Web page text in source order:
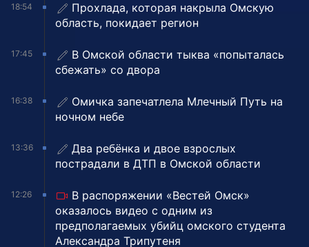
18:54
Прохлада, которая накрыла Омскую
область, покидает регион
17:45
В Омской области тыква «попыталась
сбежать» со двора
16:38
Омичка запечатлела Млечный Путь на
ночном небе
13:36
Два ребёнка и двое взрослых
пострадали в ДТП в Омской области
12:26
В распоряжении «Вестей Омск»
оказалось видео с одним из
предполагаемых убийц омского студента
Александра Трипутеня